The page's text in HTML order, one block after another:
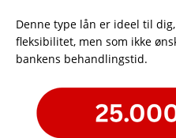
Denne type lån er ideel til
fleksibilitet, men som ikke
bankens behandlingstid.